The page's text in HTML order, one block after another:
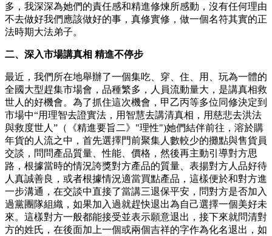
多，我深深為她們的責任感和精進修煉所感動，沒有任何理由
不去做好我們應該做好的事，真修實修，做一個名符其實的正
法時期大法弟子。
二、深入市場講真相 精進不停步
最近，我們所在地舉辦了一個集吃、穿、住、用、玩為一體的
全國大型趕集市場會，品種繁多，人員流動量大，是講真相救
世人的好機會。為了抓住這次機會，甲乙丙等多位同修決定到
市場中“用理智去證實法，用智慧去講清真相，用慈悲去洪法
與救度世人”（《精進要旨二》"理性")她們結伴前往，溶於購
年貨的人流之中，首先選擇門前聚集人數較少的攤點與售貨員
交談，問問產品質量、性能、價格，然後再主動引導對方思
路，根據當時的情況誇獎對方產品的質量、表揚對方人品好待
人真誠善良，或者根據情況適當買點產品，這樣便於和對方進
一步溝通，在交談中直接了當講三退保平安，問對方是否加入
過黨團隊組織，如果加入過就趕快退出為自己選擇一個美好未
來。這樣對方一般都能接受並表示願意退出，接下來就問清對
方的姓氏，在後面加上一個或兩個吉祥的字作為化名退出，如